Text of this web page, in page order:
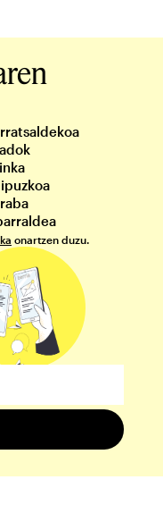
onartzen duzu.